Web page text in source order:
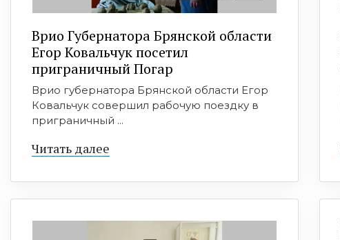
Врио Губернатора Брянской области
Егор Ковальчук посетил
приграничный Погар
Врио губернатора Брянской области Егор
Ковальчук совершил рабочую поездку в
приграничный ...
Читать далее